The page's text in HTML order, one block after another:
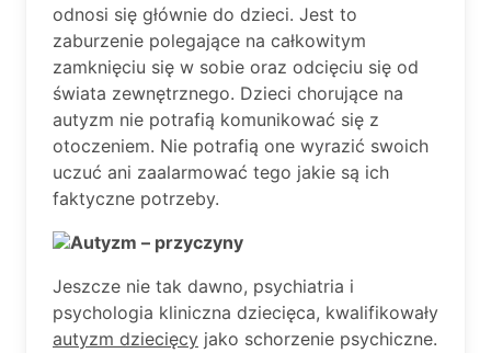
odnosi się głównie do dzieci. Jest to
zaburzenie polegające na całkowitym
zamknięciu się w sobie oraz odcięciu się od
świata zewnętrznego. Dzieci chorujące na
autyzm nie potrafią komunikować się z
otoczeniem. Nie potrafią one wyrazić swoich
uczuć ani zaalarmować tego jakie są ich
faktyczne potrzeby.
Autyzm – przyczyny
Jeszcze nie tak dawno, psychiatria i
psychologia kliniczna dziecięca, kwalifikowały
autyzm dziecięcy jako schorzenie psychiczne.